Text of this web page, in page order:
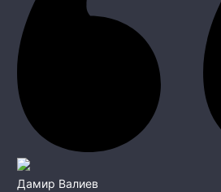
Дамир Валиев